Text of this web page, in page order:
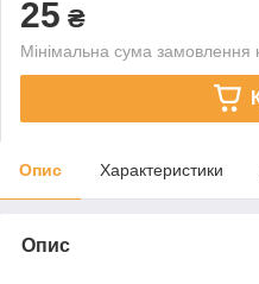
25 ₴
Мінімальна сума замовлення
Опис Характеристики
Опис